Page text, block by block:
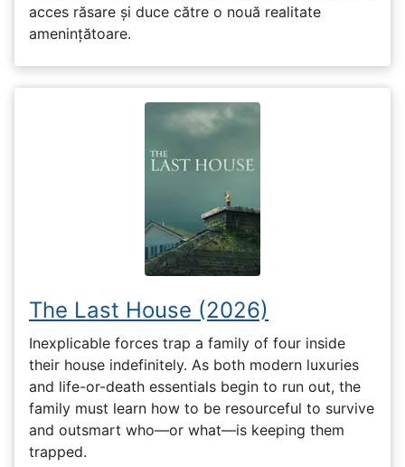
acces răsare și duce către o nouă realitate
amenințătoare.
The Last House (2026)
Inexplicable forces trap a family of four inside
their house indefinitely. As both modern luxuries
and life-or-death essentials begin to run out, the
family must learn how to be resourceful to survive
and outsmart who—or what—is keeping them
trapped.